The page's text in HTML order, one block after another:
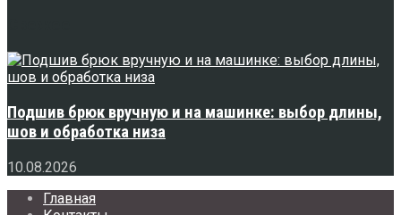
Подшив брюк вручную и на машинке: выбор длины,
шов и обработка низа
10.08.2026
Главная